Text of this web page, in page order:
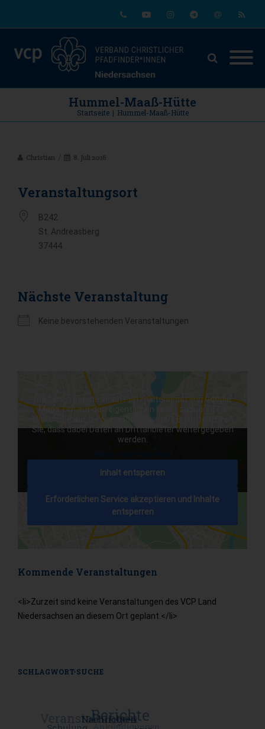
Hummel-Maaß-Hütte
Startseite | Hummel-Maaß-Hütte
Christian 8. Juli 2016
Veranstaltungsort
B242
St. Andreasberg
37444
Nächste Veranstaltung
Keine bevorstehenden Veranstaltungen
Sie sehen gerade einen Platzhalterinhalt vonGoogle
Maps. Um auf den eigentlichen Inhalt zuzugreifen,
klicken Sie auf die Schaltfläche unten. Bitte beachten
Sie, dass dabei Daten an Drittanbieter weitergegeben
werden.
Mehr Informationen
Inhalt entsperren
Erforderlichen Service akzeptieren und Inhalte
entsperren
Kommende Veranstaltungen
<li>Zurzeit sind keine Veranstaltungen des VCP Land
Niedersachsen an diesem Ort geplant.</li>
SCHLAGWORT-SUCHE